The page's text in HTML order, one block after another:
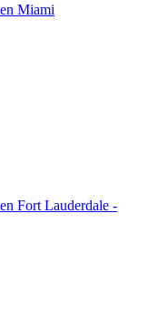
Miami
Fort Lauderdale -